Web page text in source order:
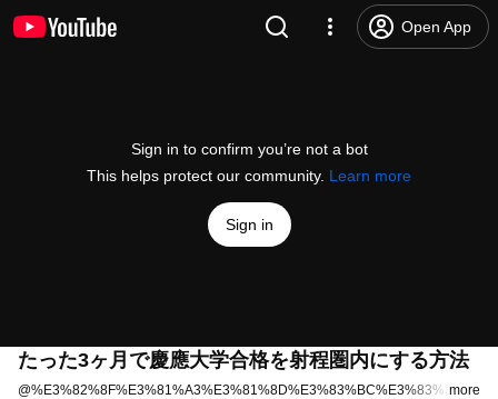
Open App
Sign in to confirm you’re not a bot
This helps protect our community. Learn more
Sign in
たった3ヶ月で慶應大学合格を射程圏内にする方法
@ more